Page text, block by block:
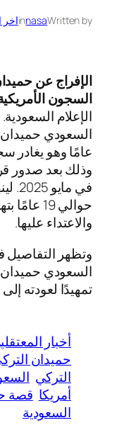
Written by
nasa
inاخر
السجون
الإعلام
عامًا وهو يغادر
وذلك بعد صدور
في
حوالي 19
والاعتداء عليها.
وتظهر التفاصيل
السعودي حميدان
تمهيدًا لعودته
أخبار
حميدان
التركي
أمريكا قصة
السعودية